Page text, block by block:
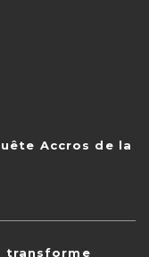
Accros de la
transforme